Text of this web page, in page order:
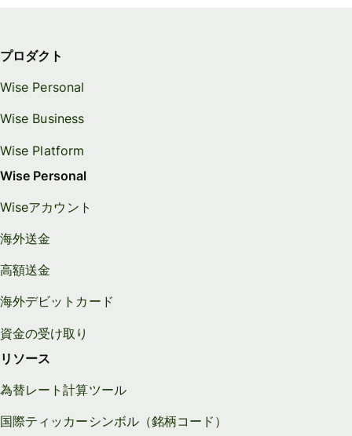
プロダクト
Wise Personal
Wise Business
Wise Platform
Wise Personal
Wiseアカウント
海外送金
高額送金
海外デビットカード
資金の受け取り
リソース
為替レート計算ツール
国際ティッカーシンボル（銘柄コード）